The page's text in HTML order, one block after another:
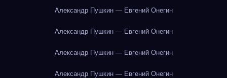
Александр Пушкин — Евгений Онегин
Александр Пушкин — Евгений Онегин
Александр Пушкин — Евгений Онегин
Александр Пушкин — Евгений Онегин